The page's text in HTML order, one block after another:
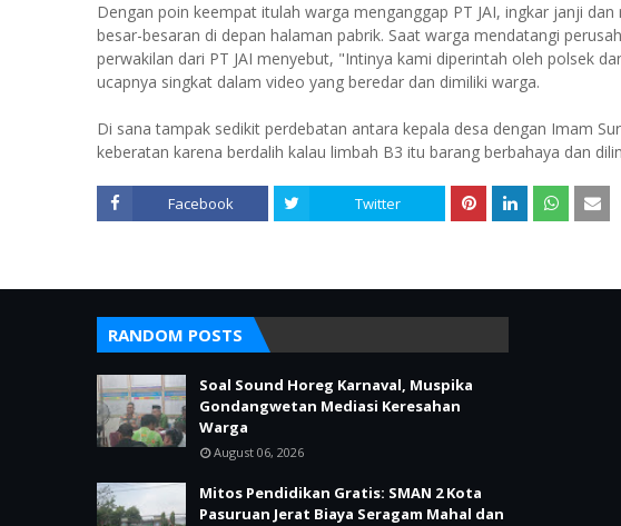
Dengan poin keempat itulah warga menganggap PT JAI, ingkar janji
besar-besaran di depan halaman pabrik. Saat warga mendatangi
perwakilan dari PT JAI menyebut, "Intinya kami diperintah oleh polsek
ucapnya singkat dalam video yang beredar dan dimiliki warga.
Di sana tampak sedikit perdebatan antara kepala desa dengan Imam
keberatan karena berdalih kalau limbah B3 itu barang berbahaya dan
Facebook Twitter
RANDOM POSTS
Soal Sound Horeg Karnaval, Muspika
Gondangwetan Mediasi Keresahan
Warga
August 06, 2026
Mitos Pendidikan Gratis: SMAN 2 Kota
Pasuruan Jerat Biaya Seragam Mahal dan